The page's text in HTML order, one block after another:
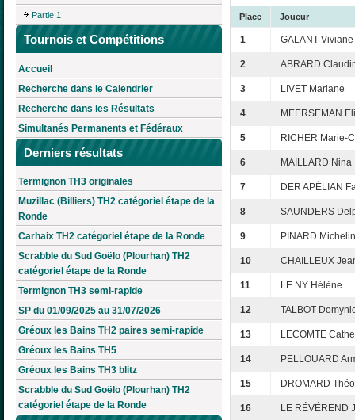
Partie 1
Tournois et Compétitions
Accueil
Recherche dans le Calendrier
Recherche dans les Résultats
Simultanés Permanents et Fédéraux
Derniers résultats
Termignon TH3 originales
Muzillac (Billiers) TH2 catégoriel étape de la
Ronde
Carhaix TH2 catégoriel étape de la Ronde
Scrabble du Sud Goëlo (Plourhan) TH2
catégoriel étape de la Ronde
Termignon TH3 semi-rapide
SP du 01/09/2025 au 31/07/2026
Gréoux les Bains TH2 paires semi-rapide
Gréoux les Bains TH5
Gréoux les Bains TH3 blitz
Scrabble du Sud Goëlo (Plourhan) TH2
catégoriel étape de la Ronde
Place Joueur
1 GALANT Viviane
2 ABRARD
3 LIVET Mariane
4 MEERSEMAN
5 RICHER Marie-
6 MAILLARD Nina
7 DER APÉLIAN
8 SAUNDERS
9 PINARD
10 CHAILLEUX
11 LE NY Hélène
12 TALBOT
13 LECOMTE
14 PELLOUARD
15 DROMARD Théo
16 LE RÉVÉREND